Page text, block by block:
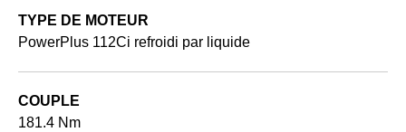
TYPE DE MOTEUR
PowerPlus 112Ci refroidi par liquide
COUPLE
181.4 Nm